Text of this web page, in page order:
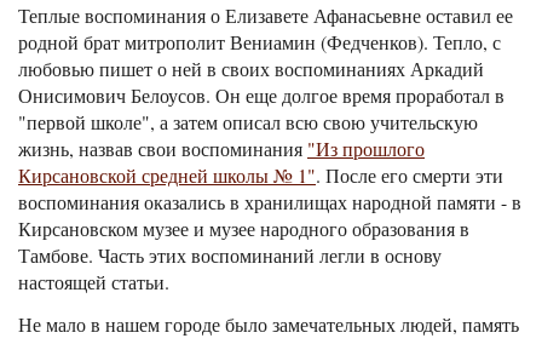
Теплые воспоминания о Елизавете Афанасьевне оставил ее
родной брат митрополит Вениамин (Федченков). Тепло, с
любовью пишет о ней в своих воспоминаниях Аркадий
Онисимович Белоусов. Он еще долгое время проработал в
"первой школе", а затем описал всю свою учительскую
жизнь, назвав свои воспоминания "Из прошлого
Кирсановской средней школы № 1". После его смерти эти
воспоминания оказались в хранилищах народной памяти - в
Кирсановском музее и музее народного образования в
Тамбове. Часть этих воспоминаний легли в основу
настоящей статьи.
Не мало в нашем городе было замечательных людей, память